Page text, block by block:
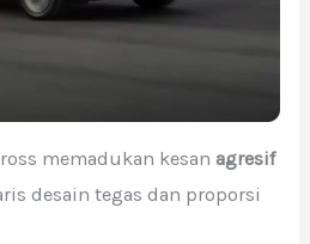
memadukan kesan agresif
desain tegas dan proporsi